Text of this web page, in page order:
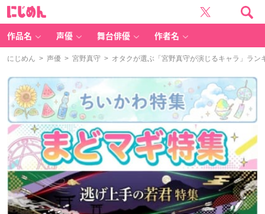
作品名 声優 舞台俳優 作者名
にじめん > 声優 > 宮野真守 > オタクが選ぶ「宮野真守が演じるキャラ」ラ